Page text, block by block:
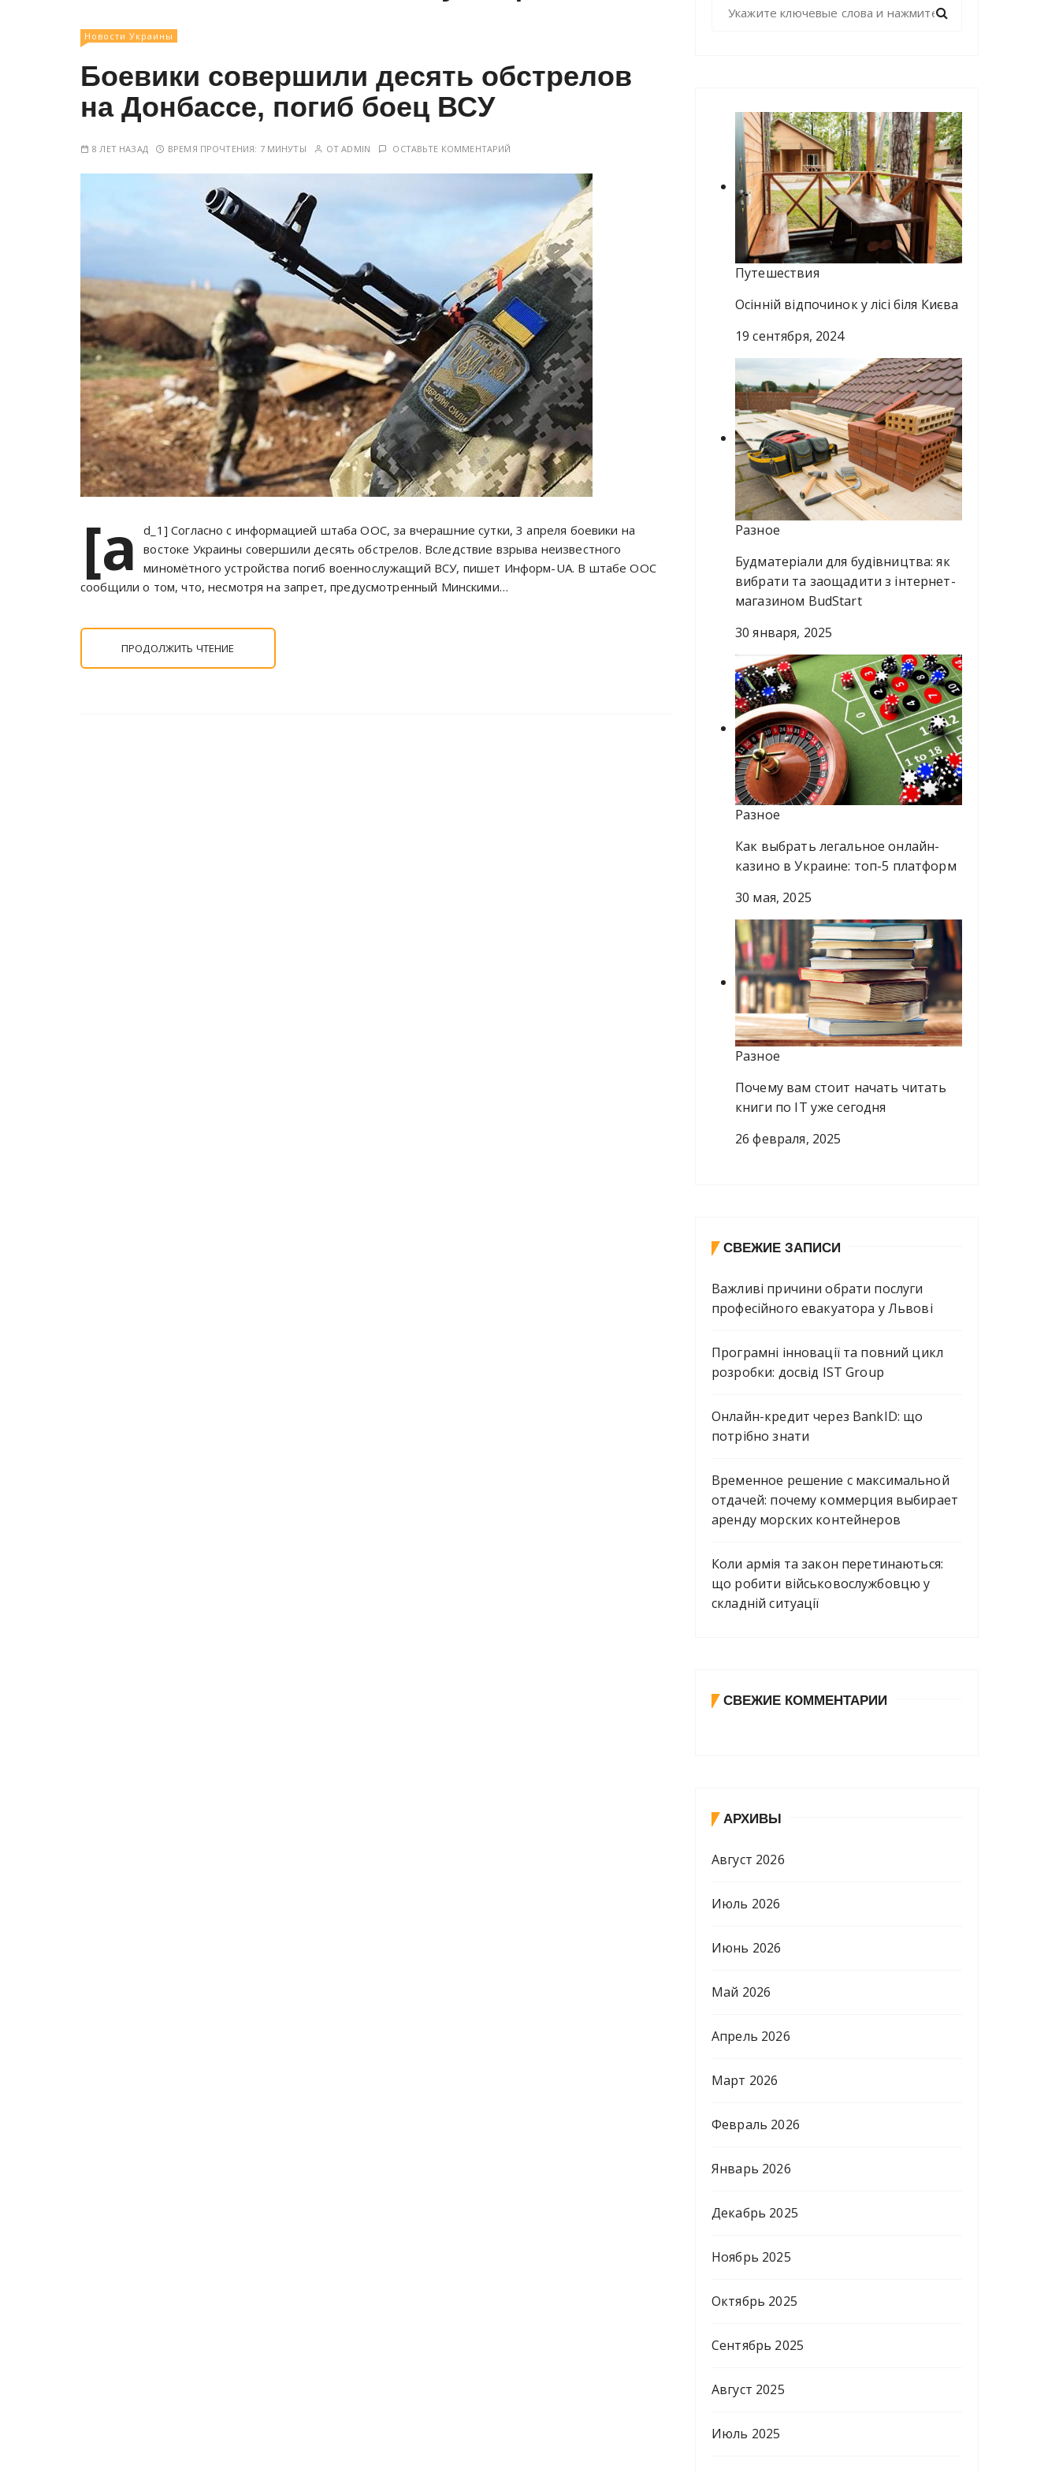
Новости Украины
Боевики совершили десять обстрелов
на Донбассе, погиб боец ВСУ
8 ЛЕТ НАЗАД ВРЕМЯ ПРОЧТЕНИЯ: 7 МИНУТЫ ОТADMIN ОСТАВЬТЕ КОММЕНТАРИЙ
[a
d_1] Согласно с информацией штаба ООС, за вчерашние сутки, 3 апреля боевики на
востоке Украины совершили десять обстрелов. Вследствие взрыва неизвестного
миномётного устройства погиб военнослужащий ВСУ, пишет Информ-UA. В штабе ООС
сообщили о том, что, несмотря на запрет, предусмотренный Минскими…
ПРОДОЛЖИТЬ ЧТЕНИЕ
Путешествия
Осінній відпочинок у лісі біля Києва
19 сентября, 2024
Разное
Будматеріали для будівництва: як
вибрати та заощадити з інтернет-
магазином BudStart
30 января, 2025
Разное
Как выбрать легальное онлайн-
казино в Украине: топ-5 платформ
30 мая, 2025
Разное
Почему вам стоит начать читать
книги по IT уже сегодня
26 февраля, 2025
СВЕЖИЕ ЗАПИСИ
Важливі причини обрати послуги
професійного евакуатора у Львові
Програмні інновації та повний цикл
розробки: досвід IST Group
Онлайн-кредит через BankID: що
потрібно знати
Временное решение с максимальной
отдачей: почему коммерция выбирает
аренду морских контейнеров
Коли армія та закон перетинаються:
що робити військовослужбовцю у
складній ситуації
СВЕЖИЕ КОММЕНТАРИИ
АРХИВЫ
Август 2026
Июль 2026
Июнь 2026
Май 2026
Апрель 2026
Март 2026
Февраль 2026
Январь 2026
Декабрь 2025
Ноябрь 2025
Октябрь 2025
Сентябрь 2025
Август 2025
Июль 2025